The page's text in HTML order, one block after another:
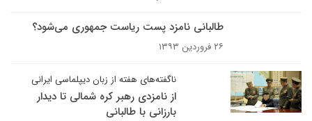
طالبانی نامزد پست ریاست جمهوری می‌شود؟
۲۶ فروردین ۱۳۹۳
ناگفته‌های هفته از زبان دیپلماسی ایرانی
از نامزدی رهبر کره شمالی تا دیدار
بارزانی با طالبانی